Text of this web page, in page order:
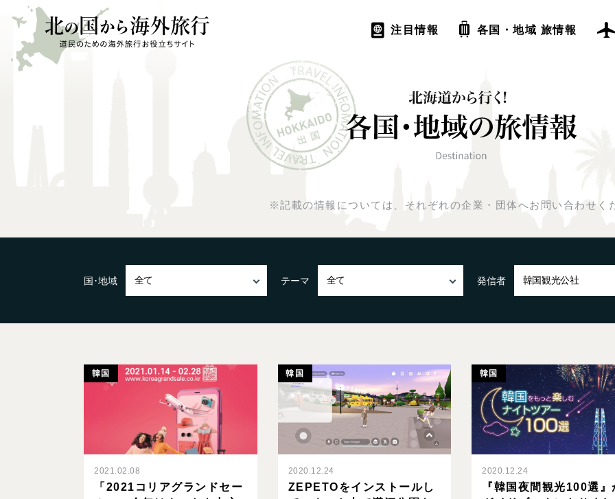
注目情報 各国・地域 旅情報
※記載の情報については、 それぞれの企業・団体へお問い合わせく
国･地域 テーマ 発信者
韓国
2021.02.08
「2021コリアグランドセー
韓国
2020.12.24
ZEPETOをインストールし
韓国
2020.12.24
『韓国夜間観光100選』